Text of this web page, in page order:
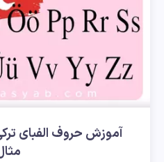
آموزش حروف الفبای